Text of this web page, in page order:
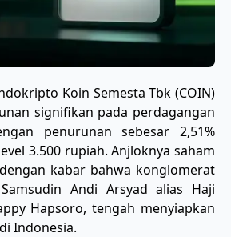
Koin Semesta Tbk (COIN)
signifikan pada perdagangan
penurunan sebesar 2,51%
3.500 rupiah. Anjloknya saham
kabar bahwa konglomerat
Andi Arsyad alias Haji
Hapsoro, tengah menyiapkan
Indonesia.